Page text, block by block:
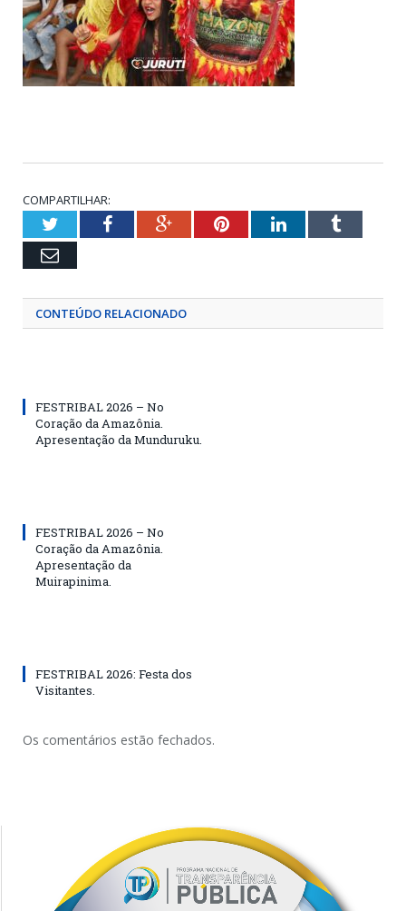
COMPARTILHAR:
TwitterFacebookGoogle+PinterestLinkedInTumblr
Email
CONTEÚDO RELACIONADO
FESTRIBAL 2026 – No
Coração da Amazônia.
Apresentação da Munduruku.
FESTRIBAL 2026 – No
Coração da Amazônia.
Apresentação da
Muirapinima.
FESTRIBAL 2026: Festa dos
Visitantes.
Os comentários estão fechados.